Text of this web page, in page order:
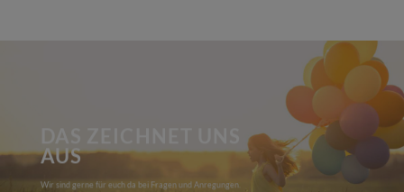
AUS
Wir sind gerne für euch da bei Fragen und Anregungen.